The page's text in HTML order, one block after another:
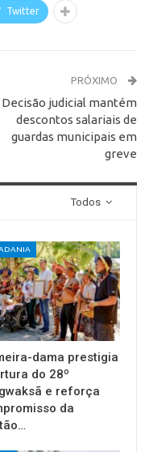
Twitter
PRÓXIMO
Decisão judicial mantém
descontos salariais de
guardas municipais em
greve
Todos
dama prestigia
do 28º
e reforça
da